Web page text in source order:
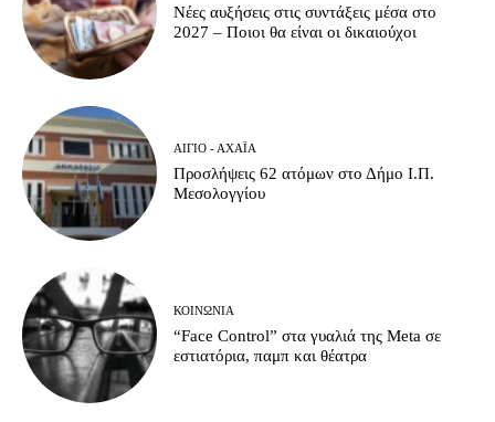
Νέες αυξήσεις στις συντάξεις μέσα στο
2027 – Ποιοι θα είναι οι δικαιούχοι
ΑΊΓΙΟ - ΑΧΑΪ́Α
Προσλήψεις 62 ατόμων στο Δήμο Ι.Π.
Μεσολογγίου
ΚΟΙΝΩΝΊΑ
“Face Control” στα γυαλιά της Meta σε
εστιατόρια, παμπ και θέατρα